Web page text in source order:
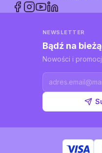
NEWSLETTER
Bądź na
Nowości i